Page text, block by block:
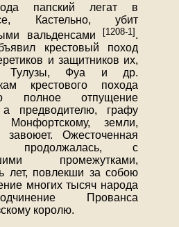
папский легат в
Кастельно, убит
вальденсами
[1208-1] .
крестовый поход
и защитников их,
Тулузы, Фуа и др.
крестового похода
полное отпущение
а предводителю, графу
Монфортскому, земли,
завоюет. Ожесточенная
продолжалась, с
промежутками,
лет, повлекши за собою
многих тысяч народа
Прованса
королю.